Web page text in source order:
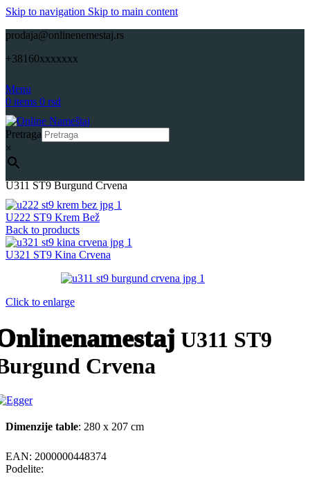
Skip to navigation Skip to main content
prodaja@onlinenemestaj.rs
+38160xxxxxxx
Menu
0 items 0 rsd
Pretraga
×
U311 ST9 Burgund Crvena
U222 ST9 Krem Bež
Back to products
U321 ST9 Kina Crvena
Click to enlarge
U311 ST9
Crvena
Dimenzije table: 280 x 207 cm
EAN: 2000000448374
Podelite: